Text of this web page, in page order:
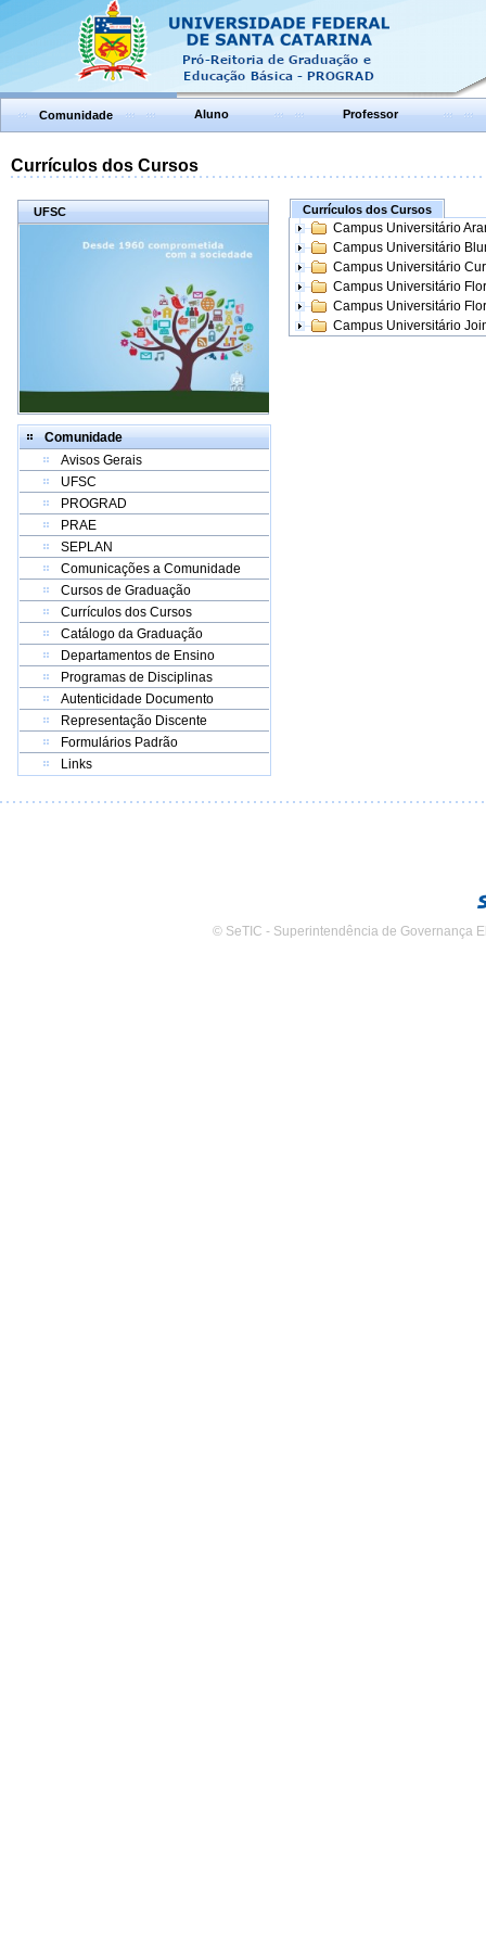
Comunidade Aluno Professor
Currículos dos Cursos
UFSC
Comunidade
Avisos Gerais
UFSC
PROGRAD
PRAE
SEPLAN
Comunicações a Comunidade
Cursos de Graduação
Currículos dos Cursos
Catálogo da Graduação
Departamentos de Ensino
Programas de Disciplinas
Autenticidade Documento
Representação Discente
Formulários Padrão
Links
Currículos dos Cursos
Campus Universitário
Campus Universitário
Campus Universitário
Campus Universitário
Campus Universitário
Campus Universitário
© SeTIC - Superintendência de Governança